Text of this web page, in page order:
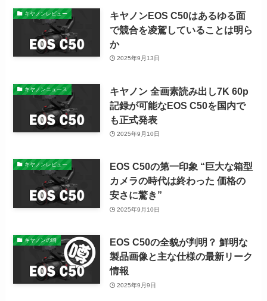
キヤノンレビュー
キヤノンEOS C50はあるゆる面
で競合を凌駕していることは明ら
か
2025年9月13日
キヤノンニュース
キヤノン 全画素読み出し7K 60p
記録が可能なEOS C50を国内で
も正式発表
2025年9月10日
キヤノンレビュー
EOS C50の第一印象 “巨大な箱型
カメラの時代は終わった 価格の
安さに驚き”
2025年9月10日
キヤノンの噂
EOS C50の全貌が判明？ 鮮明な
製品画像と主な仕様の最新リーク
情報
2025年9月9日